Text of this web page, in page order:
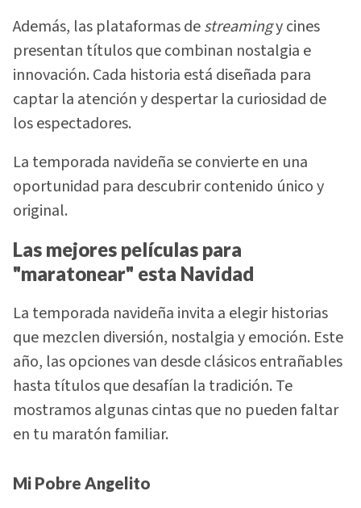
Además, las plataformas destreamingy cines
presentan títulos que combinan nostalgia e
innovación. Cada historia está diseñada para
captar la atención y despertar la curiosidad de
los espectadores.
La temporada navideña se convierte en una
oportunidad para descubrir contenido único y
original.
Las mejores películas para
"maratonear" esta Navidad
La temporada navideña invita a elegir historias
que mezclen diversión, nostalgia y emoción. Este
año, las opciones van desde clásicos entrañables
hasta títulos que desafían la tradición. Te
mostramos algunas cintas que no pueden faltar
en tu maratón familiar.
Mi Pobre Angelito